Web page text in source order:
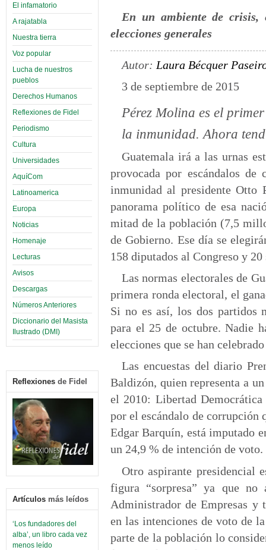
El infamatorio
A rajatabla
Nuestra tierra
Voz popular
Lucha de nuestros
pueblos
Derechos Humanos
Reflexiones de Fidel
Periodismo
Cultura
Universidades
AquíCom
Latinoamerica
Europa
Noticias
Homenaje
Lecturas
Avisos
Descargas
Números Anteriores
Diccionario del Masista
Ilustrado (DMI)
Reflexiones de Fidel
Artículos más leídos
‘Los fundadores del
alba’, un libro cada vez
menos leído
En un ambiente de crisis,
elecciones generales
Autor: Laura Bécquer
3 de septiembre de 2015
Pérez Molina es el
la inmunidad. Ahora
Guatemala irá a las urnas
provocada por escándalos
inmunidad al presidente Otto
panorama político de esa
mitad de la población (7,5
de Gobierno. Ese día se
158 diputados al Congreso y
Las normas electorales de
primera ronda electoral, el
Si no es así, los dos partidos
para el 25 de octubre. Nadie
elecciones que se han
Las encuestas del diario
Baldizón, quien representa a
el 2010: Libertad
por el escándalo de corrupción
Edgar Barquín, está imputado
un 24,9 % de intención de voto.
Otro aspirante presidencial
figura “sorpresa” ya que no
Administrador de Empresas y
en las intenciones de voto de
parte de la población lo